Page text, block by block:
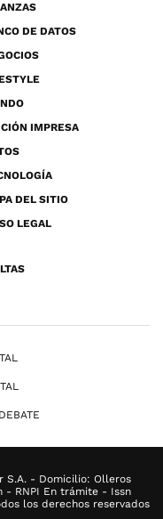
DE DATOS
IMPRESA
DEL SITIO
LEGAL
S.A. - Domicilio: Olleros
- RNPI En trámite - Issn
los derechos reservados